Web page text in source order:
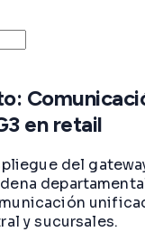
en retail
del
y sucursales.